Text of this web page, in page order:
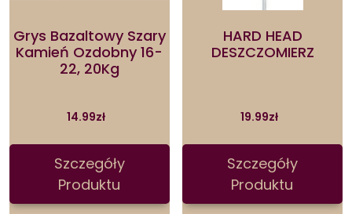
Grys Bazaltowy Szary
Kamień Ozdobny 16-
22, 20Kg
14.99zł
Szczegóły
Produktu
HARD HEAD
DESZCZOMIERZ
19.99zł
Szczegóły
Produktu